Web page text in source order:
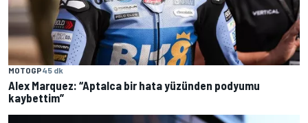
MOTOGP45 dk
Alex Marquez: “Aptalca bir hata yüzünden podyumu
kaybettim”